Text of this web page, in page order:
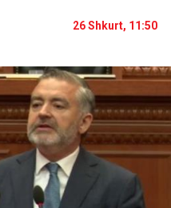
26 Shkurt, 11:50